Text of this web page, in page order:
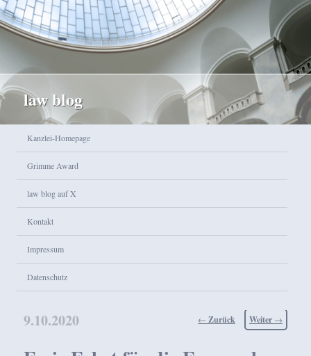
law blog
Zum Inhalt wechseln
Zum sekundären Inhalt wechseln
Kanzlei-Homepage
Grimme Award
law blog auf X
Kontakt
Impressum
Datenschutz
Beitragsnavigation
← Zurück Weiter →
9.10.2020